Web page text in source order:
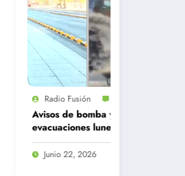
en
Delincuente es
tras asalto a camión
de valores en